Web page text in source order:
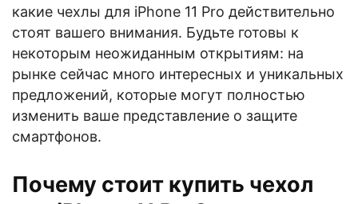
какие чехлы для iPhone 11 Pro действительно
стоят вашего внимания. Будьте готовы к
некоторым неожиданным открытиям: на
рынке сейчас много интересных и уникальных
предложений, которые могут полностью
изменить ваше представление о защите
смартфонов.
Почему стоит купить чехол